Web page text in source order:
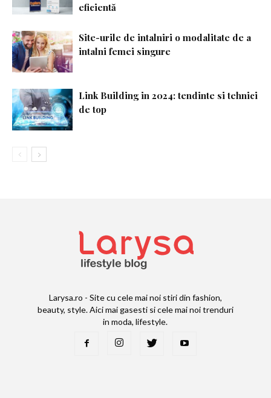
eficientă
Site-urile de intalniri o modalitate de a
intalni femei singure
Link Building in 2024: tendinte si tehnici
de top
Larysa.ro - Site cu cele mai noi stiri din fashion,
beauty, style. Aici mai gasesti si cele mai noi trenduri
in moda, lifestyle.